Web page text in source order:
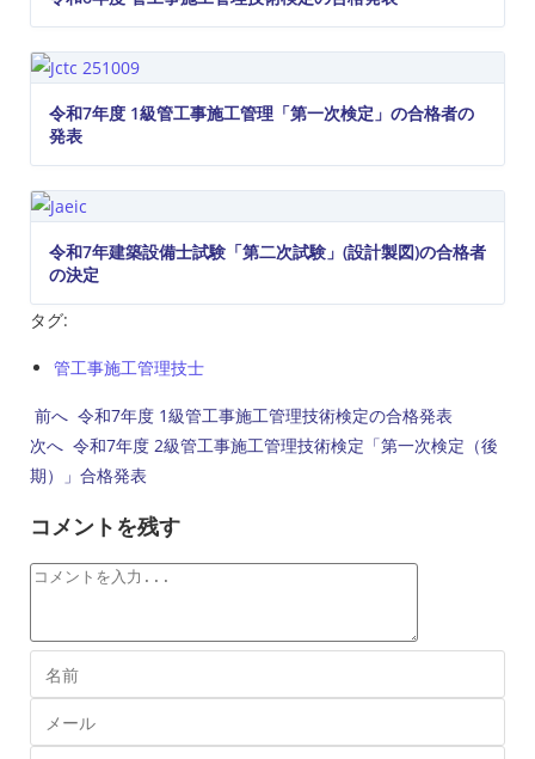
令和7年度 1級管工事施工管理「第一次検定」の合格者の
発表
令和7年建築設備士試験「第二次試験」(設計製図)の合格者
の決定
タグ:
管工事施工管理技士
前へ 令和7年度 1級管工事施工管理技術検定の合格発表
次へ 令和7年度 2級管工事施工管理技術検定「第一次検定（後
期）」合格発表
コメントを残す
コ
ン
メ
ト
ー